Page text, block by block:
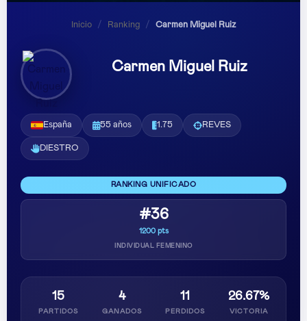
Inicio / Ranking / Carmen Miguel Ruiz
Carmen Miguel Ruiz
España 55 años 1.75 REVES
DIESTRO
RANKING UNIFICADO
#36
1200 pts
INDIVIDUAL FEMENINO
15
PARTIDOS
4
GANADOS
11
PERDIDOS
26.67%
VICTORIA